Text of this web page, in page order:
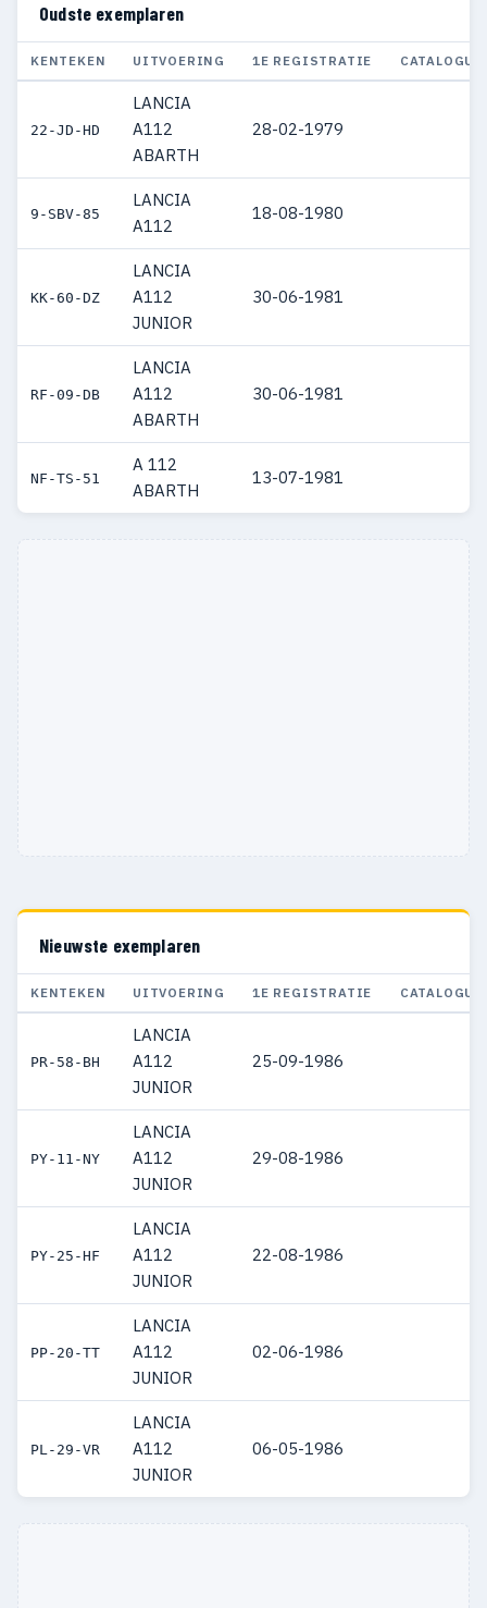
Oudste exemplaren
KENTEKEN UITVOERING 1E REGISTRATIE
22-JD-HD
LANCIA
A112
ABARTH
28-02-1979
9-SBV-85
LANCIA
A112
18-08-1980
KK-60-DZ
LANCIA
A112
JUNIOR
30-06-1981
RF-09-DB
LANCIA
A112
ABARTH
30-06-1981
NF-TS-51
A 112
ABARTH
13-07-1981
Nieuwste exemplaren
KENTEKEN UITVOERING 1E REGISTRATIE
PR-58-BH
LANCIA
A112
JUNIOR
25-09-1986
PY-11-NY
LANCIA
A112
JUNIOR
29-08-1986
PY-25-HF
LANCIA
A112
JUNIOR
22-08-1986
PP-20-TT
LANCIA
A112
JUNIOR
02-06-1986
PL-29-VR
LANCIA
A112
JUNIOR
06-05-1986